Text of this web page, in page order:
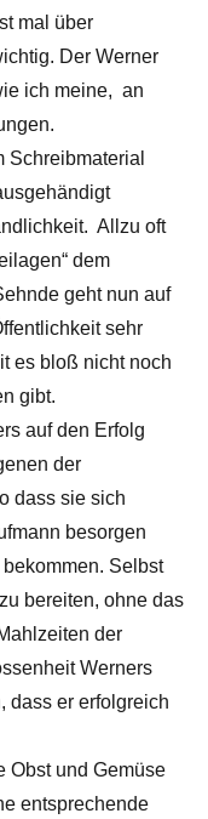
mal über
Der Werner
ich meine, an
Schreibmaterial
Allzu oft
dem
geht nun auf
sehr
es bloß nicht noch
gibt.
auf den Erfolg
der
dass sie sich
besorgen
Selbst
bereiten, ohne das
der
Werners
dass er erfolgreich
Obst und Gemüse
entsprechende